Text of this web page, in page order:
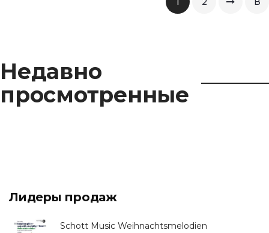
Недавно
просмотренные
Лидеры продаж
Schott Music Weihnachtsmelodien